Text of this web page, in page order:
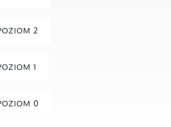
2
1
0